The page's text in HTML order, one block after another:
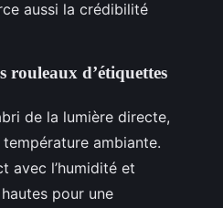
aussi la crédibilité
rouleaux d’étiquettes
de la lumière directe,
ambiante.
avec l’humidité et
pour une